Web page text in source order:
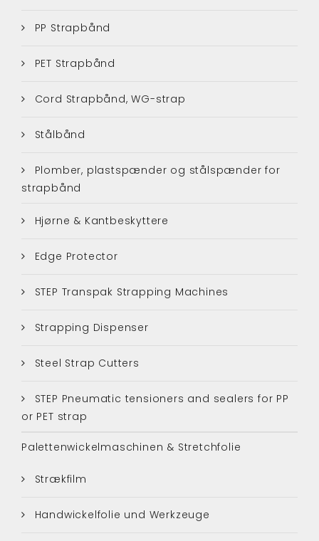
PP Strapbånd
PET Strapbånd
Cord Strapbånd, WG-strap
Stålbånd
Plomber, plastspænder og stålspænder for
strapbånd
Hjørne & Kantbeskyttere
Edge Protector
STEP Transpak Strapping Machines
Strapping Dispenser
Steel Strap Cutters
STEP Pneumatic tensioners and sealers for PP
or PET strap
Palettenwickelmaschinen & Stretchfolie
Strækfilm
Handwickelfolie und Werkzeuge